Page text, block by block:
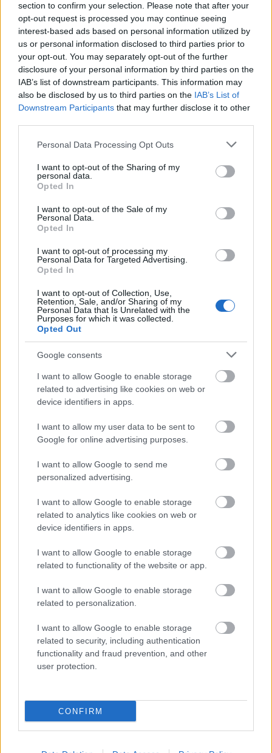
section to confirm your selection. Please note that after your
opt-out request is processed you may continue seeing
interest-based ads based on personal information utilized by
us or personal information disclosed to third parties prior to
your opt-out. You may separately opt-out of the further
disclosure of your personal information by third parties on the
IAB’s list of downstream participants. This information may
also be disclosed by us to third parties on the IAB’s List of
Downstream Participants that may further disclose it to other
Please note that this website/app uses one or more Google
not limited to your visit or usage behaviour. You may click to
grant or deny consent to Google and its third-party tags to
use your data for below specified purposes in below Google
consent section.
Personal Data Processing Opt Outs
I want to opt-out of the Sharing of my
personal data.
Opted In
I want to opt-out of the Sale of my
Personal Data.
Opted In
I want to opt-out of processing my
Personal Data for Targeted Advertising.
Opted In
I want to opt-out of Collection, Use,
Retention, Sale, and/or Sharing of my
Personal Data that Is Unrelated with the
Purposes for which it was collected.
Opted Out
Google consents
I want to allow Google to enable storage
related to advertising like cookies on web or
device identifiers in apps.
I want to allow my user data to be sent to
Google for online advertising purposes.
I want to allow Google to send me
personalized advertising.
I want to allow Google to enable storage
related to analytics like cookies on web or
device identifiers in apps.
I want to allow Google to enable storage
related to functionality of the website or app.
I want to allow Google to enable storage
related to personalization.
I want to allow Google to enable storage
related to security, including authentication
functionality and fraud prevention, and other
user protection.
CONFIRM